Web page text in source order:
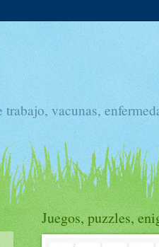
vacunas,
Juegos, puzzles,